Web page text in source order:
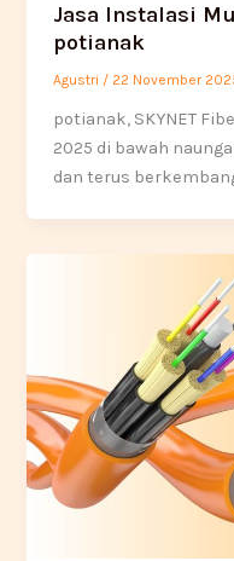
Jasa Instalasi
potianak
Agustri / 22 November
potianak, SKYNET
2025 di bawah
dan terus